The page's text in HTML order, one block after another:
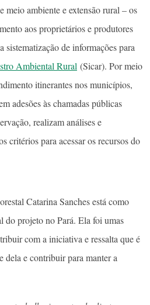
meio ambiente e extensão rural – os
aos proprietários e produtores
sistematização de informações para
Ambiental Rural (Sicar). Por meio
itinerantes nos municípios,
adesões às chamadas públicas
realizam análises e
critérios para acessar os recursos do
Catarina Sanches está como
do projeto no Pará. Ela foi umas
com a iniciativa e ressalta que é
dela e contribuir para manter a